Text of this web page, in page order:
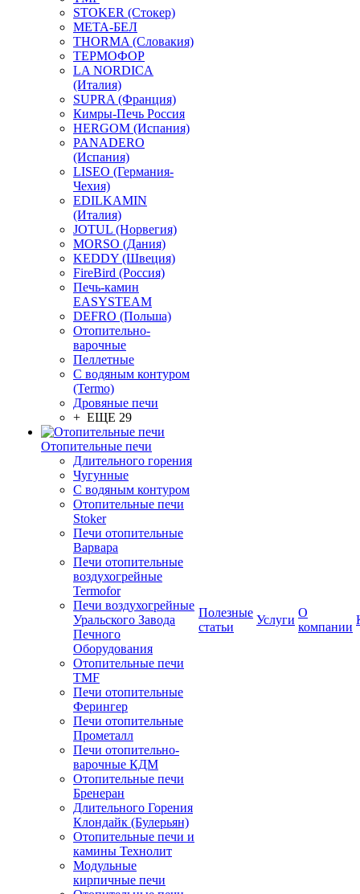
STOKER (Стокер)
МЕТА-БЕЛ
THORMA (Словакия)
ТЕРМОФОР
LA NORDICA
(Италия)
SUPRA (Франция)
Кимры-Печь Россия
HERGOM (Испания)
PANADERO
(Испания)
LISEO (Германия-
Чехия)
EDILKAMIN
(Италия)
JOTUL (Норвегия)
MORSO (Дания)
KEDDY (Швеция)
FireBird (Россия)
Печь-камин
EASYSTEAM
DEFRO (Польша)
Отопительно-
варочные
Пеллетные
С водяным контуром
(Termo)
Дровяные печи
+ ЕЩЕ 29
Отопительные печи
Длительного горения
Чугунные
C водяным контуром
Отопительные печи
Stoker
Печи отопительные
Варвара
Печи отопительные
воздухогрейные
Termofor
Печи воздухогрейные
Уральского Завода
Печного
Оборудования
Отопительные печи
TMF
Печи отопительные
Ферингер
Печи отопительные
Прометалл
Печи отопительно-
варочные КДМ
Отопительные печи
Бренеран
Длительного Горения
Клондайк (Булерьян)
Отопительные печи и
камины Технолит
Модульные
кирпичные печи
Полезные
статьи
Услуги
О
компании